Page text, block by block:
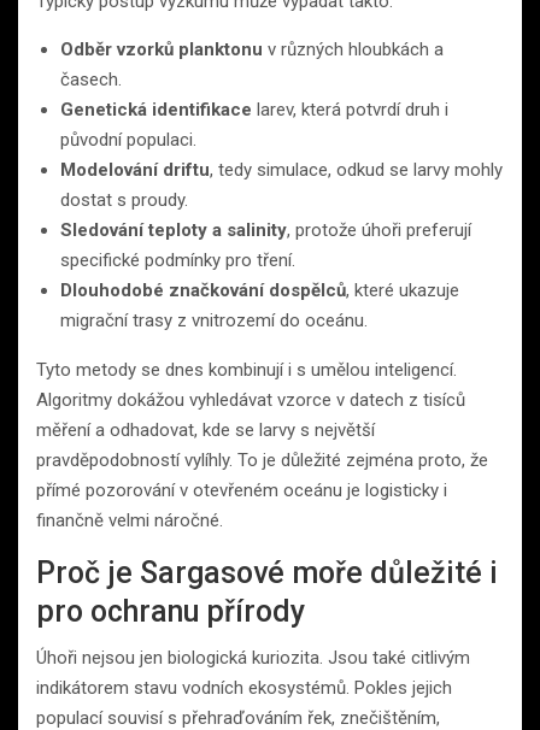
Odběr vzorků planktonu v různých hloubkách a
časech.
Genetická identifikace larev, která potvrdí druh i
původní populaci.
Modelování driftu, tedy simulace, odkud se larvy mohly
dostat s proudy.
Sledování teploty a salinity, protože úhoři preferují
specifické podmínky pro tření.
Dlouhodobé značkování dospělců, které ukazuje
migrační trasy z vnitrozemí do oceánu.
Tyto metody se dnes kombinují i s umělou inteligencí.
Algoritmy dokážou vyhledávat vzorce v datech z tisíců
měření a odhadovat, kde se larvy s největší
pravděpodobností vylíhly. To je důležité zejména proto, že
přímé pozorování v otevřeném oceánu je logisticky i
finančně velmi náročné.
Proč je Sargasové moře důležité i
pro ochranu přírody
Úhoři nejsou jen biologická kuriozita. Jsou také citlivým
indikátorem stavu vodních ekosystémů. Pokles jejich
populací souvisí s přehraďováním řek, znečištěním,